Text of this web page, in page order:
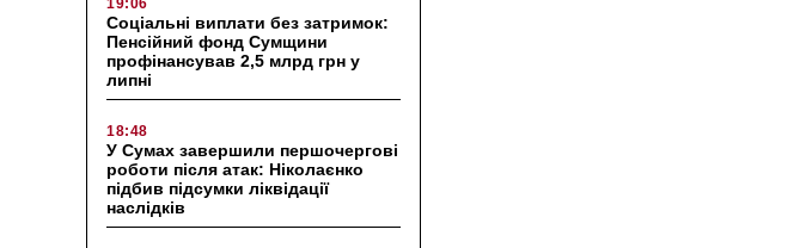
Соціальні виплати без затримок:
Пенсійний фонд Сумщини
профінансував 2,5 млрд грн у
липні
18:48
У Сумах завершили першочергові
роботи після атак: Ніколаєнко
підбив підсумки ліквідації
наслідків